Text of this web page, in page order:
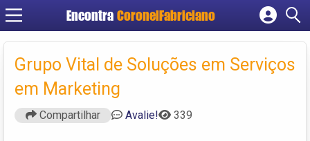
Encontra CoronelFabriciano
Cadastrar empresa
Fazer login
Criar conta
Grupo Vital de Soluções em Serviços
em Marketing
Compartilhar Avalie! 339